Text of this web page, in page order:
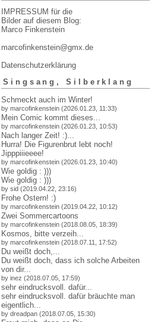
IMPRESSUM für die
Bilder auf diesem Blog:
Marco Finkenstein
marcofinkenstein@gmx.de
Datenschutzerklärung
Singsang, Silberklang
Schmeckt auch im Winter!
by marcofinkenstein (2026.01.23, 11:33)
Mein Comic kommt dieses...
by marcofinkenstein (2026.01.23, 10:53)
Nach langer Zeit! :)...
Hurra! Die Figurenbrut lebt noch!
Jipppiiieeee!
by marcofinkenstein (2026.01.23, 10:40)
Wie goldig : )))
Wie goldig : )))
by sid (2019.04.22, 23:16)
Frohe Ostern! :)
by marcofinkenstein (2019.04.22, 10:12)
Zwei Sommercartoons
by marcofinkenstein (2018.08.05, 18:39)
Kosmos, bitte verzeih...
by marcofinkenstein (2018.07.11, 17:52)
Du weißt doch,...
Du weißt doch, dass ich solche Arbeiten
von dir...
by inez (2018.07.05, 17:59)
sehr eindrucksvoll. dafür...
sehr eindrucksvoll. dafür bräuchte man
eigentlich...
by dreadpan (2018.07.05, 15:30)